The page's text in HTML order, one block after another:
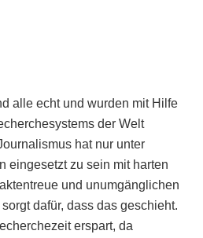
alle echt und wurden mit Hilfe
der Welt
hat nur unter
eingesetzt zu sein mit harten
und unumgänglichen
dafür, dass das geschieht.
erspart, da